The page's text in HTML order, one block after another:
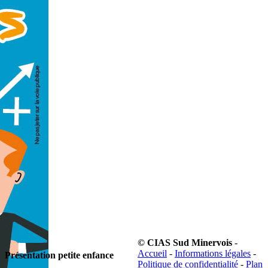
Présentation petite enfance
© CIAS Sud Minervois -
Accueil - Informations légales -
Politique de confidentialité - Plan